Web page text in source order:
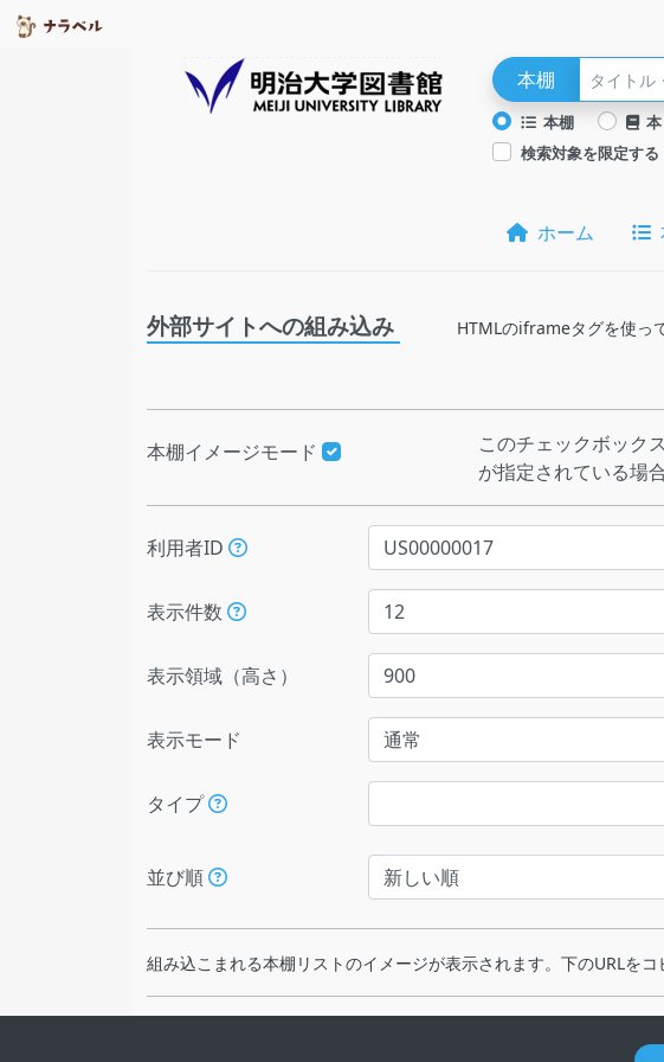
本棚
本棚
本
検索対象を限定する
ホーム
外部サイトへの組み込み HTMLのiframeタグを使っ
本棚イメージモード
このチェックボック
が指定されている場
利用者ID
表示件数
表示領域（高さ）
表示モード
タイプ
並び順
組み込こまれる本棚リストのイメージが表示されます。下のURLをコ